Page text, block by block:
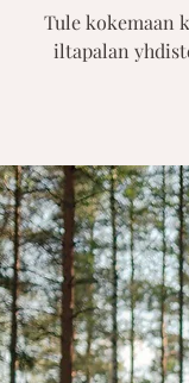
Tule kokemaan
iltapalan